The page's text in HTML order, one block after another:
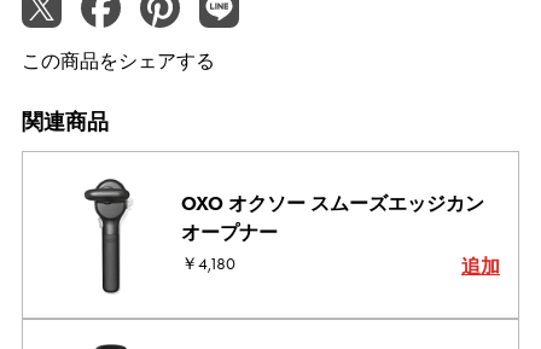
この商品をシェアする
関連商品
OXO オクソー スムーズエッジカン
オープナー
￥4,180 追加